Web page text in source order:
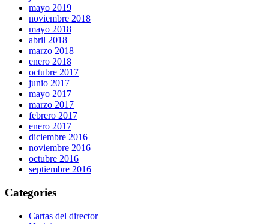
mayo 2019
noviembre 2018
mayo 2018
abril 2018
marzo 2018
enero 2018
octubre 2017
junio 2017
mayo 2017
marzo 2017
febrero 2017
enero 2017
diciembre 2016
noviembre 2016
octubre 2016
septiembre 2016
Categories
Cartas del director